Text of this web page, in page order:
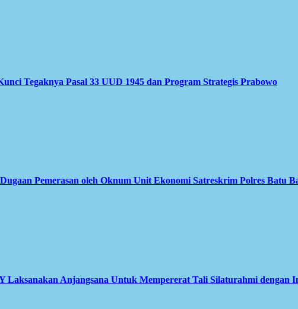
Tegaknya Pasal 33 UUD 1945 dan Program Strategis Prabowo
Pemerasan oleh Oknum Unit Ekonomi Satreskrim Polres Batu
Laksanakan Anjangsana Untuk Mempererat Tali Silaturahmi dengan